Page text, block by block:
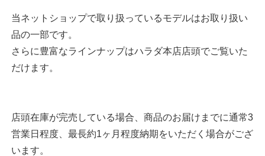
当ネットショップで取り扱っているモデルはお取り扱い
品の一部です。
さらに豊富なラインナップはハラダ本店店頭でご覧いた
だけます。
店頭在庫が完売している場合、商品のお届けまでに通常3
営業日程度、最長約1ヶ月程度納期をいただく場合がござ
います。